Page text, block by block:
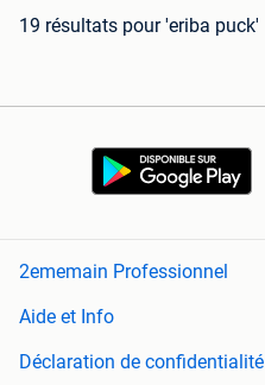
19 résultats pour 'eriba puck'
2ememain Professionnel
Aide et Info
Déclaration de confidentialité